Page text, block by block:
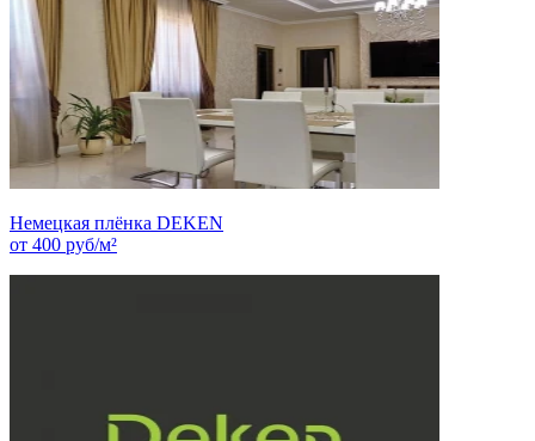
Немецкая плёнка DEKEN
от 400 руб/м²